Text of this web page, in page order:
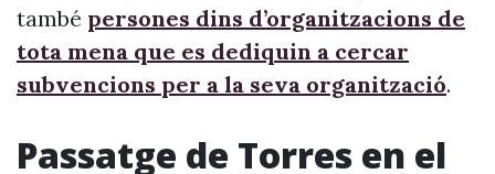
també persones dins d’organitzacions de
tota mena que es dediquin a cercar
subvencions per a la seva organització.
Passatge de Torres en el